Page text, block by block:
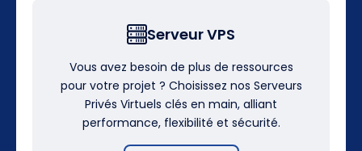
Serveur VPS
Vous avez besoin de plus de ressources
pour votre projet ? Choisissez nos Serveurs
Privés Virtuels clés en main, alliant
performance, flexibilité et sécurité.